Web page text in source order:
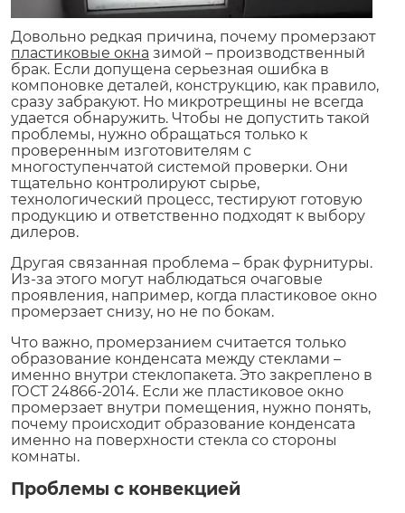
Довольно редкая причина, почему промерзают
пластиковые окна зимой – производственный
брак. Если допущена серьезная ошибка в
компоновке деталей, конструкцию, как правило,
сразу забракуют. Но микротрещины не всегда
удается обнаружить. Чтобы не допустить такой
проблемы, нужно обращаться только к
проверенным изготовителям с
многоступенчатой системой проверки. Они
тщательно контролируют сырье,
технологический процесс, тестируют готовую
продукцию и ответственно подходят к выбору
дилеров.
Другая связанная проблема – брак фурнитуры.
Из-за этого могут наблюдаться очаговые
проявления, например, когда пластиковое окно
промерзает снизу, но не по бокам.
Что важно, промерзанием считается только
образование конденсата между стеклами –
именно внутри стеклопакета. Это закреплено в
ГОСТ 24866-2014. Если же пластиковое окно
промерзает внутри помещения, нужно понять,
почему происходит образование конденсата
именно на поверхности стекла со стороны
комнаты.
Проблемы с конвекцией